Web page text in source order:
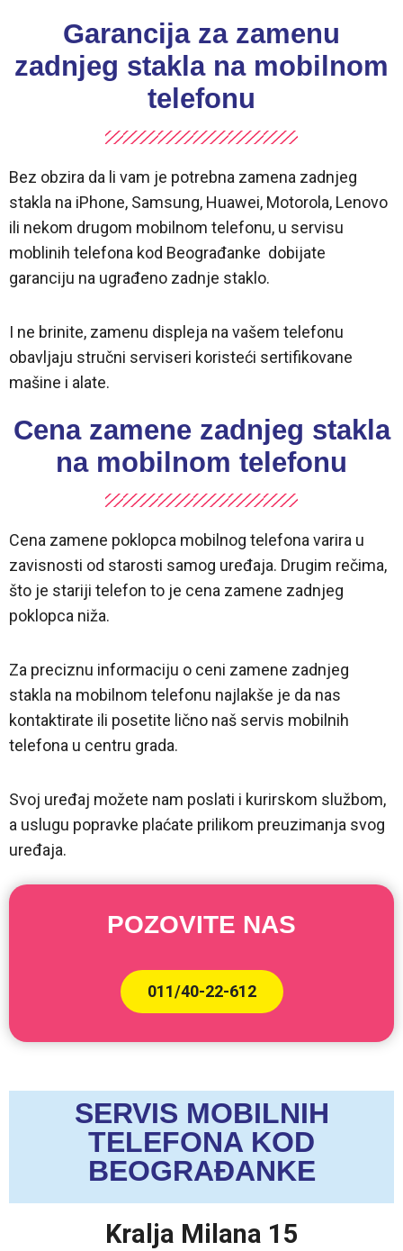
Garancija za zamenu
zadnjeg stakla na mobilnom
telefonu
Bez obzira da li vam je potrebna zamena zadnjeg
stakla na iPhone, Samsung, Huawei, Motorola, Lenovo
ili nekom drugom mobilnom telefonu, u servisu
moblinih telefona kod Beograđanke dobijate
garanciju na ugrađeno zadnje staklo.
I ne brinite, zamenu displeja na vašem telefonu
obavljaju stručni serviseri koristeći sertifikovane
mašine i alate.
Cena zamene zadnjeg stakla
na mobilnom telefonu
Cena zamene poklopca mobilnog telefona varira u
zavisnosti od starosti samog uređaja. Drugim rečima,
što je stariji telefon to je cena zamene zadnjeg
poklopca niža.
Za preciznu informaciju o ceni zamene zadnjeg
stakla na mobilnom telefonu najlakše je da nas
kontaktirate ili posetite lično naš servis mobilnih
telefona u centru grada.
Svoj uređaj možete nam poslati i kurirskom službom,
a uslugu popravke plaćate prilikom preuzimanja svog
uređaja.
POZOVITE NAS
011/40-22-612
SERVIS MOBILNIH
TELEFONA KOD
BEOGRAĐANKE
Kralja Milana 15